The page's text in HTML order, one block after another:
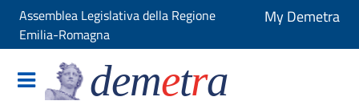
Assemblea Legislativa della Regione
Emilia-Romagna
My Demetra
demetra